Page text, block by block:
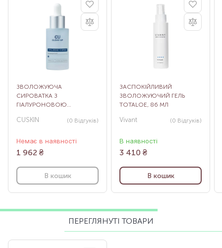
ЗВОЛОЖУЮЧА
СИРОВАТКА З
ГІАЛУРОНОВОЮ
HYALURONIC 15 SERUM, 30
CUSKIN (0 Відгуків)
Немає в наявності
1 962 ₴
В кошик
ЗАСПОКІЙЛИВИЙ
ЗВОЛОЖУЮЧИЙ ГЕЛЬ
TOTALOE, 86 МЛ
Vivant (0 Відгуків)
В наявності
3 410 ₴
В кошик
ПЕРЕГЛЯНУТІ ТОВАРИ